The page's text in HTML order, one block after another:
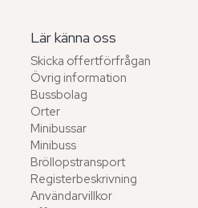
Lär känna oss
Skicka offertförfrågan
Övrig information
Bussbolag
Orter
Minibussar
Minibuss
Bröllopstransport
Registerbeskrivning
Användarvillkor